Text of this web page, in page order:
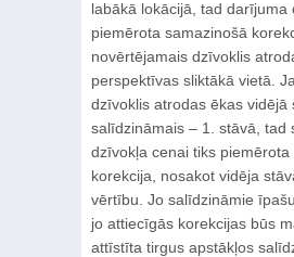
labākā lokācijā, tad darījuma
piemērota samazinošā
novērtējamais dzīvoklis
perspektīvas sliktākā vietā.
dzīvoklis atrodas ēkas vidējā
salīdzināmais – 1. stāvā, tad
dzīvokļa cenai tiks piemērota
korekcija, nosakot vidēja
vērtību. Jo salīdzināmie
jo attiecīgās korekcijas būs
attīstīta tirgus apstākļos